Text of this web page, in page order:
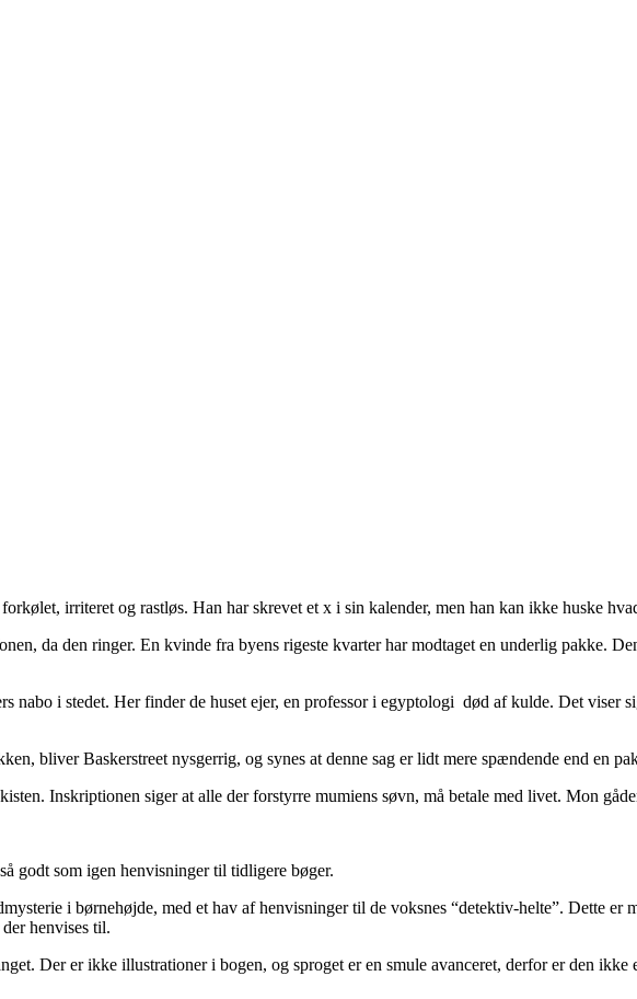
irriteret og rastløs. Han har skrevet et x i sin kalender, men han kan ikke huske
da den ringer. En kvinde fra byens rigeste kvarter har modtaget en underlig pakke.
nabo i stedet. Her finder de huset ejer, en professor i egyptologi død af kulde. Det viser
bliver Baskerstreet nysgerrig, og synes at denne sag er lidt mere spændende end en
Inskriptionen siger at alle der forstyrre mumiens søvn, må betale med livet. Mon
godt som igen henvisninger til tidligere bøger.
i børnehøjde, med et hav af henvisninger til de voksnes “detektiv-helte”. Dette er
henvises til.
Der er ikke illustrationer i bogen, og sproget er en smule avanceret, derfor er den ikke